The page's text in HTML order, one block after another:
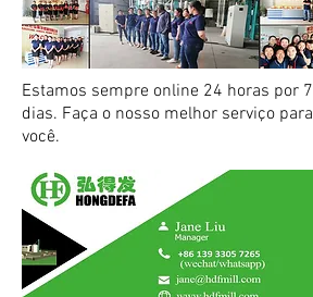
Estamos sempre online 24 horas por 7
dias. Faça o nosso melhor serviço para
você.